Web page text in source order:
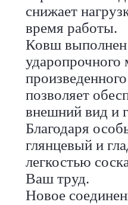
снижает
время работы.
Ковш выполнен
ударопрочного
позволяет
внешний вид и
Благодаря
глянцевый и
легкостью
Ваш труд.
Новое